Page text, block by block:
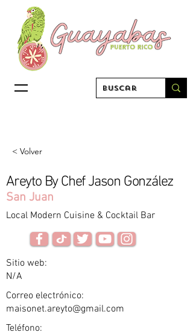
< Volver
Areyto By Chef Jason González
San Juan
Local Modern Cuisine & Cocktail Bar
Sitio web:
N/A
Correo electrónico:
maisonet.areyto@gmail.com
Teléfono: